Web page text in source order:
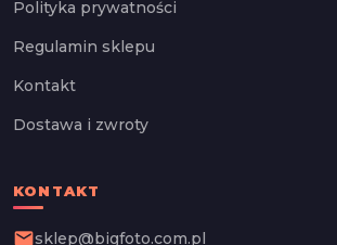
Polityka prywatności
Regulamin sklepu
Kontakt
Dostawa i zwroty
KONTAKT
emailsklep@bigfoto.com.pl